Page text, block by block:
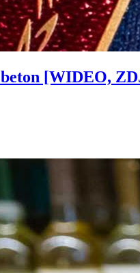
beton [WIDEO,